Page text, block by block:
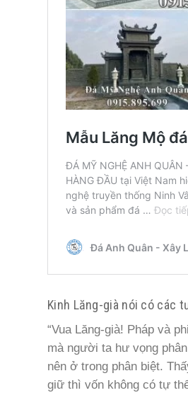
Kinh Lăng-già nói có các
“Vua Lăng-già! Pháp và
mà người ta hư vọng
nên ở trong phân biệt.
giữ thì vốn không có tự